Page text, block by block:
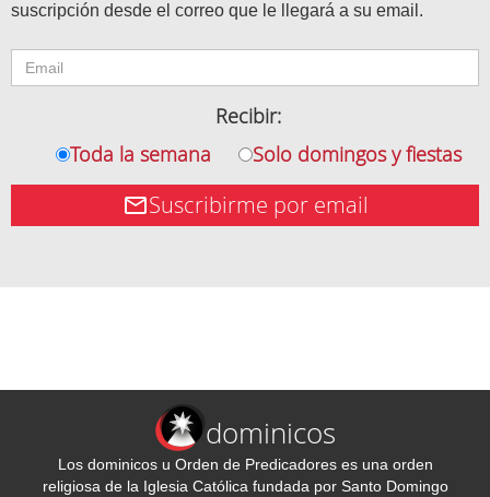
suscripción desde el correo que le llegará a su email.
Recibir:
Toda la semana
Solo domingos y fiestas
Suscribirme por email
dominicos
Los dominicos u Orden de Predicadores es una orden
religiosa de la Iglesia Católica fundada por Santo Domingo